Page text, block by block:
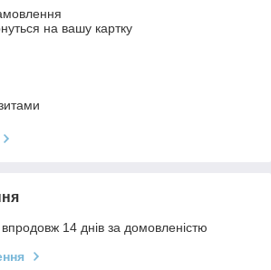
на вашу картку
14 днів за домовленістю